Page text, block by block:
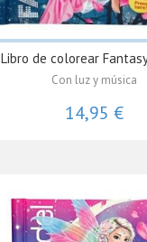
Libro de colorear
Con luz y música
14,95 €